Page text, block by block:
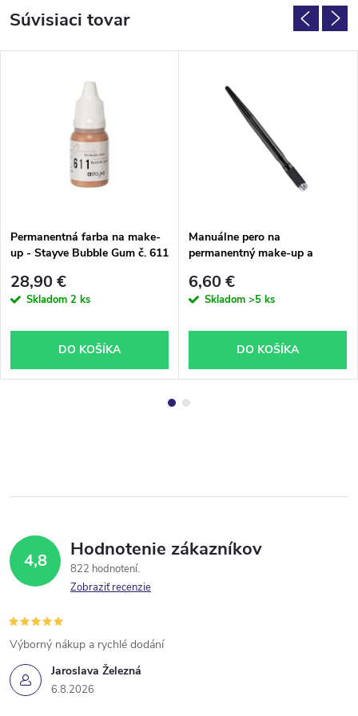
Súvisiaci tovar
Permanentná farba na make-
up - Stayve Bubble Gum č. 611
28,90 €
Skladom 2 ks
DO KOŠÍKA
Manuálne pero na
permanentný make-up a
6,60 €
Skladom >5 ks
DO KOŠÍKA
4,8 Hodnotenie zákazníkov
822 hodnotení
Zobraziť recenzie
Jaroslava Železná
6.8.2026
Výborný nákup a rychlé dodání